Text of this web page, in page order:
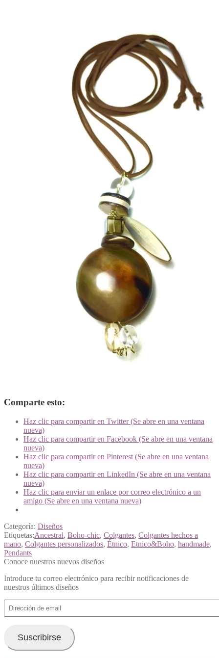
Comparte esto:
Haz clic para compartir en Twitter (Se abre en una ventana
nueva)
Haz clic para compartir en Facebook (Se abre en una ventana
nueva)
Haz clic para compartir en Pinterest (Se abre en una ventana
nueva)
Haz clic para compartir en LinkedIn (Se abre en una ventana
nueva)
Haz clic para enviar un enlace por correo electrónico a un
amigo (Se abre en una ventana nueva)
Categoría: Diseños
Etiquetas:Ancestral, Boho-chic, Colgantes, Colgantes hechos a
mano, Colgantes personalizados, Étnico, Etnico&Boho, handmade,
Pendants
Conoce nuestros nuevos diseños
Introduce tu correo electrónico para recibir notificaciones de
nuestros últimos diseños
de
Suscribirse